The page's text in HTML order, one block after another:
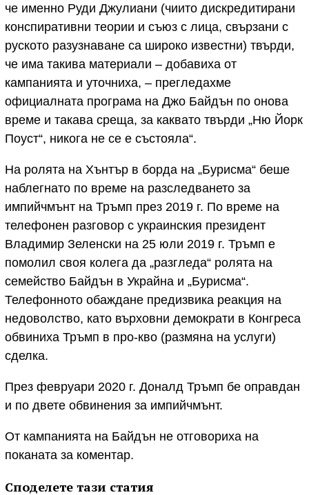
че именно Руди Джулиани (чиито дискредитирани
конспиративни теории и съюз с лица, свързани с
руското разузнаване са широко известни) твърди,
че има такива материали – добавиха от
кампанията и уточниха, – прегледахме
официалната програма на Джо Байдън по онова
време и такава среща, за каквато твърди „Ню Йорк
Поуст“, никога не се е състояла“.
На ролята на Хънтър в борда на „Бурисма“ беше
наблегнато по време на разследването за
импийчмънт на Тръмп през 2019 г. По време на
телефонен разговор с украинския президент
Владимир Зеленски на 25 юли 2019 г. Тръмп е
помолил своя колега да „разгледа“ ролята на
семейство Байдън в Украйна и „Бурисма“.
Телефонното обаждане предизвика реакция на
недоволство, като върховни демократи в Конгреса
обвиниха Тръмп в про-кво (размяна на услуги)
сделка.
През февруари 2020 г. Доналд Тръмп бе оправдан
и по двете обвинения за импийчмънт.
От кампанията на Байдън не отговориха на
поканата за коментар.
Споделете тази статия